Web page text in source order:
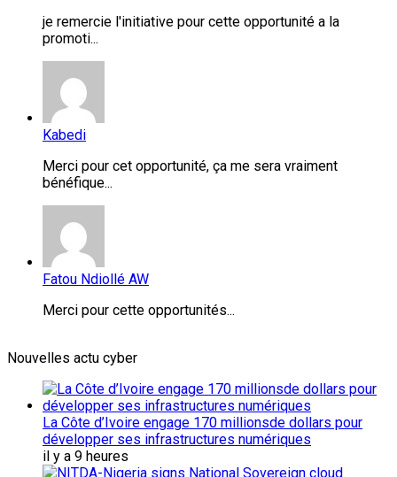
je remercie l'initiative pour cette opportunité a la
promoti...
Kabedi
Merci pour cet opportunité, ça me sera vraiment
bénéfique...
Fatou Ndiollé AW
Merci pour cette opportunités...
Nouvelles actu cyber
La Côte d’Ivoire engage 170 millionsde dollars pour
développer ses infrastructures numériques
il y a 9 heures